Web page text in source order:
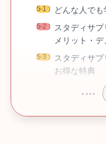
どんな人で
スタディサ
メリット・デ
スタディサ
お得な特典